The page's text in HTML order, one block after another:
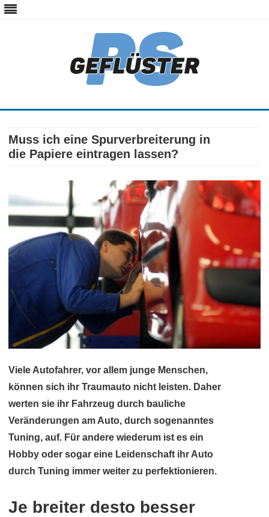
Skip
content
Muss ich eine Spurverbreiterung in
die Papiere eintragen lassen?
Viele Autofahrer, vor allem junge Menschen,
können sich ihr Traumauto nicht leisten. Daher
werten sie ihr Fahrzeug durch bauliche
Veränderungen am Auto, durch sogenanntes
Tuning, auf. Für andere wiederum ist es ein
Hobby oder sogar eine Leidenschaft ihr Auto
durch Tuning immer weiter zu perfektionieren.
Je breiter desto besser